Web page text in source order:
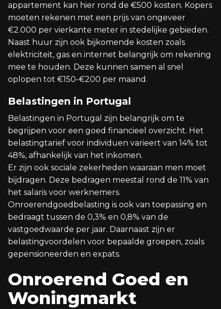
appartement kan hier rond de €500 kosten. Kopers
moeten rekenen met een prijs van ongeveer
€2.000 per vierkante meter in stedelijke gebieden.
Naast huur zijn ook bijkomende kosten zoals
elektriciteit, gas en internet belangrijk om rekening
mee te houden. Deze kunnen samen al snel
oplopen tot €150-€200 per maand.
Belastingen in Portugal
Belastingen in Portugal zijn belangrijk om te
begrijpen voor een goed financieel overzicht. Het
belastingtarief voor individuen varieert van 14% tot
48%, afhankelijk van het inkomen.
Er zijn ook sociale zekerheden waaraan men moet
bijdragen. Deze bedragen meestal rond de 11% van
het salaris voor werknemers.
Onroerendgoedbelasting is ook van toepassing en
bedraagt tussen de 0,3% en 0,8% van de
vastgoedwaarde per jaar. Daarnaast zijn er
belastingvoordelen voor bepaalde groepen, zoals
gepensioneerden en expats.
Onroerend Goed en
Woningmarkt